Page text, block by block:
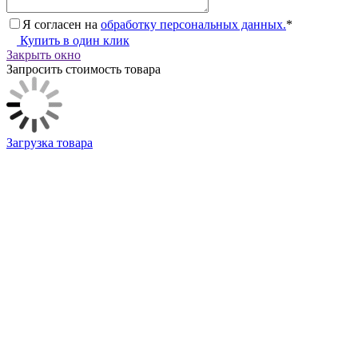
Я согласен на обработку персональных данных.*
Купить в один клик
Закрыть окно
Запросить стоимость товара
Загрузка товара